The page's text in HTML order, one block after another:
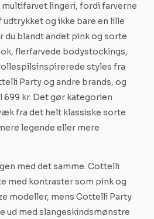
multifarvet lingeri, fordi farverne
udtrykket og ikke bare en lille
du blandt andet pink og sorte
flerfarvede bodystockings,
styles fra
Party og andre brands, og
699 kr. Det gør kategorien
fra det helt klassiske sorte
legende eller mere
med det samme. Cottelli
med kontraster som pink og
modeller, mens Cottelli Party
ud med slangeskindsmønstre